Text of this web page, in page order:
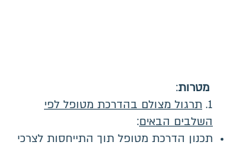
מטרות:
1. תרגול מצולם בהדרכת מטופל לפי
השלבים הבאים:
תכנון הדרכת מטופל תוך התייחסות לצרכי